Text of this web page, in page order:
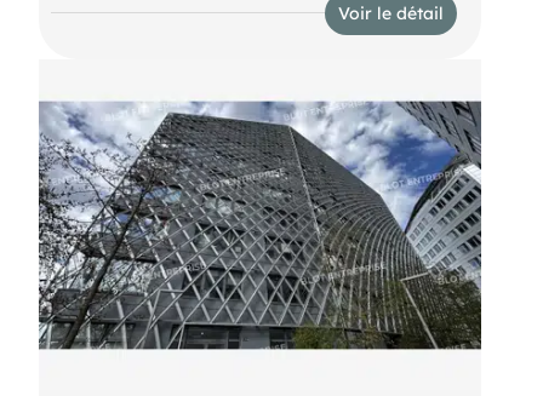
Cloisonnement possible en sus du prixVoir le détail